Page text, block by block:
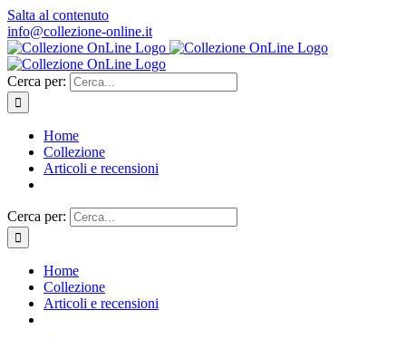
Salta al contenuto
info@collezione-online.it
Cerca per:
Home
Collezione
Articoli e recensioni
Cerca per:
Home
Collezione
Articoli e recensioni